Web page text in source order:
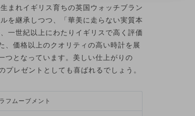
まれイギリス育ちの英国ウォッチブラン
を継承しつつ、「華美に走らない実質本
一世紀以上にわたりイギリスで高く評価
、価格以上のクオリティの高い時計を展
つとなっています。美しい仕上がりの
プレゼントとしても喜ばれるでしょう。
フムーブメント